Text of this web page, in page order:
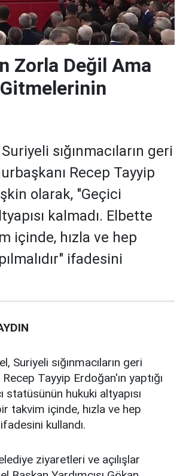
Zorla Değil Ama
sığınmacıların geri
Recep Tayyip
olarak, "Geçici
kalmadı. Elbette
içinde, hızla ve hep
ifadesini
Suriyeli sığınmacıların geri
Tayyip Erdoğan'ın yaptığı
statüsünün hukuki altyapısı
takvim içinde, hızla ve hep
kullandı.
ziyaretleri ve açılışlar